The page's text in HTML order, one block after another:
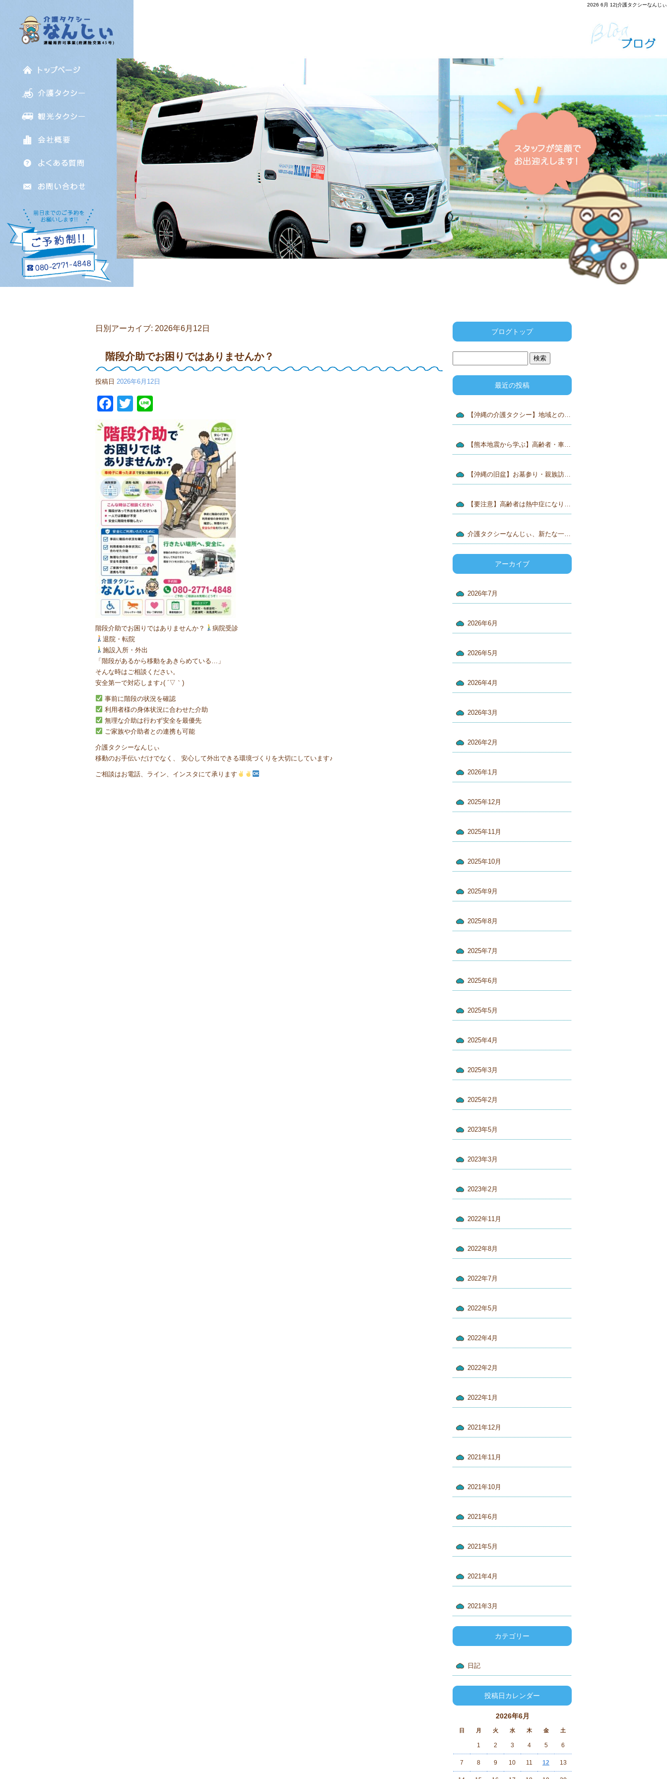
2026 6月 12|介護タクシーなんじぃ
日別アーカイブ: 2026年6月12日
階段介助でお困りではありませんか？
投稿日 2026年6月12日
Facebook
Twitter
階段介助でお困りではありませんか？
病院受診
退院・転院
施設入所・外出
「階段があるから移動をあきらめている…」
そんな時はご相談ください。
安全第一で対応します♪( ´▽｀)
事前に階段の状況を確認
利用者様の身体状況に合わせた介助
無理な介助は行わず安全を最優先
ご家族や介助者との連携も可能
介護タクシーなんじぃ
移動のお手伝いだけでなく、 安心して外出できる環境づくりを大切にしています♪
ご相談はお電話、ライン、インスタにて承ります
ブログトップ
最近の投稿
【沖縄の介護タクシー】地域との連携が安心・安全な移動につながります
【熊本地震から学ぶ】高齢者・車いす利用者の災害対策｜沖縄でも今こそ備えを
【沖縄の旧盆】お墓参り・親族訪問は介護タクシーで安心送迎｜介護タクシーなんじぃ
【要注意】高齢者は熱中症になりやすい！命を守るためにできること
介護タクシーなんじぃ、新たな一歩へ♪ 旅行サービス手配業務取扱管理者資格に挑戦！
アーカイブ
2026年7月
2026年6月
2026年5月
2026年4月
2026年3月
2026年2月
2026年1月
2025年12月
2025年11月
2025年10月
2025年9月
2025年8月
2025年7月
2025年6月
2025年5月
2025年4月
2025年3月
2025年2月
2023年5月
2023年3月
2023年2月
2022年11月
2022年8月
2022年7月
2022年5月
2022年4月
2022年2月
2022年1月
2021年12月
2021年11月
2021年10月
2021年6月
2021年5月
2021年4月
2021年3月
カテゴリー
日記
投稿日カレンダー
2026年6月
日 月 火 水 木 金 土
1 2 3 4 5 6
7 8 9 10 11 12 13